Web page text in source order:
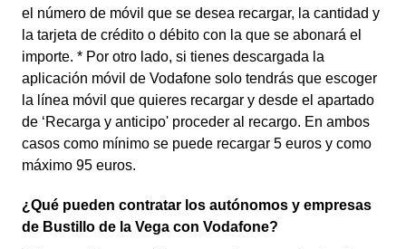
el número de móvil que se desea recargar, la cantidad y
la tarjeta de crédito o débito con la que se abonará el
importe. * Por otro lado, si tienes descargada la
aplicación móvil de Vodafone solo tendrás que escoger
la línea móvil que quieres recargar y desde el apartado
de ‘Recarga y anticipo' proceder al recargo. En ambos
casos como mínimo se puede recargar 5 euros y como
máximo 95 euros.
¿Qué pueden contratar los autónomos y empresas
de Bustillo de la Vega con Vodafone?